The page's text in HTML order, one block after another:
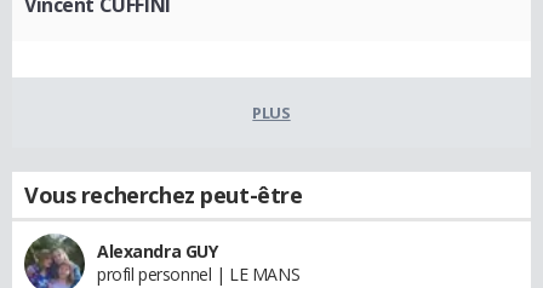
PLUS
Vous recherchez peut-être
Alexandra GUY
profil personnel | LE MANS